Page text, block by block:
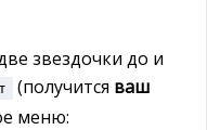
звездочки до и
(получится ваш
меню: